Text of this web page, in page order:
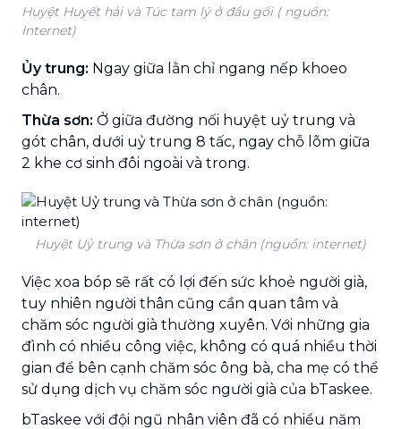
Huyệt Huyết hải và Túc tam lý ở đầu gối ( nguồn:
Internet)
Ủy trung: Ngay giữa lằn chỉ ngang nếp khoeo
chân.
Thừa sơn: Ở giữa đường nối huyệt uỷ trung và
gót chân, dưới uỷ trung 8 tấc, ngay chỗ lõm giữa
2 khe cơ sinh đôi ngoài và trong.
Huyệt Uỷ trung và Thừa sơn ở chân (nguồn: internet)
Việc xoa bóp sẽ rất có lợi đến sức khoẻ người già,
tuy nhiên người thân cũng cần quan tâm và
chăm sóc người già thường xuyên. Với những gia
đình có nhiều công việc, không có quá nhiều thời
gian để bên cạnh chăm sóc ông bà, cha mẹ có thể
sử dụng dịch vụ chăm sóc người già của bTaskee.
bTaskee với đội ngũ nhân viên đã có nhiều năm